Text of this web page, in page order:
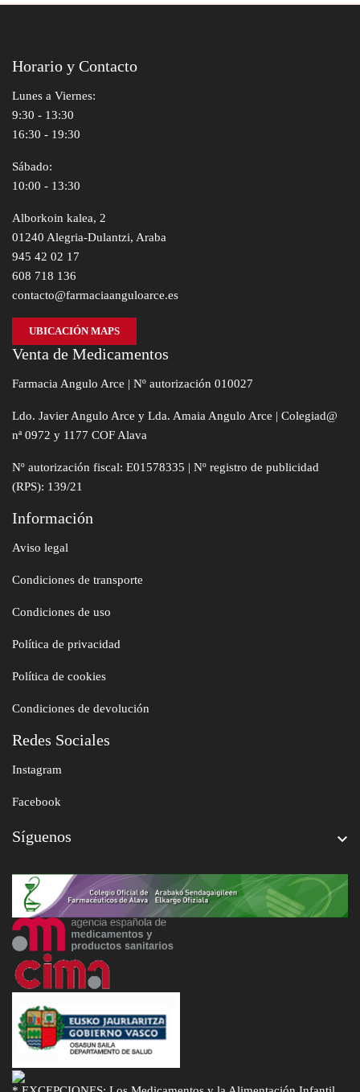
Horario y Contacto
Lunes a Viernes:
9:30 - 13:30
16:30 - 19:30
Sábado:
10:00 - 13:30
Alborkoin kalea, 2
01240 Alegria-Dulantzi, Araba
945 42 02 17
608 718 136
contacto@farmaciaanguloarce.es
UBICACIÓN MAPS
Venta de Medicamentos
Farmacia Angulo Arce | Nº autorización 010027
Ldo. Javier Angulo Arce y Lda. Amaia Angulo Arce | Colegiad@
nª 0972 y 1177 COF Alava
Nº autorización fiscal: E01578335 | Nº registro de publicidad
(RPS): 139/21
Información
Aviso legal
Condiciones de transporte
Condiciones de uso
Política de privacidad
Política de cookies
Condiciones de devolución
Redes Sociales
Instagram
Facebook
Síguenos 